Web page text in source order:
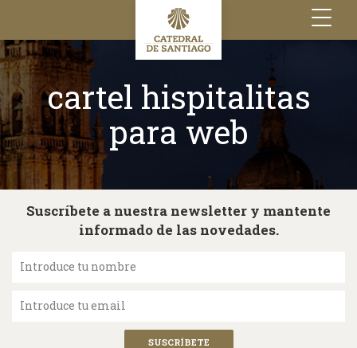
Toggle
navigation
cartel hispitalitas
para web
Suscríbete a nuestra newsletter y mantente
informado de las novedades.
Introduce tu nombre
Introduce tu email